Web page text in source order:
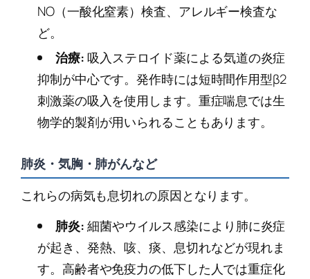
NO（一酸化窒素）検査、アレルギー検査な
ど。
治療:吸入ステロイド薬による気道の炎症
抑制が中心です。発作時には短時間作用型β2
刺激薬の吸入を使用します。重症喘息では生
物学的製剤が用いられることもあります。
肺炎・気胸・肺がんなど
これらの病気も息切れの原因となります。
肺炎:細菌やウイルス感染により肺に炎症
が起き、発熱、咳、痰、息切れなどが現れま
す。高齢者や免疫力の低下した人では重症化